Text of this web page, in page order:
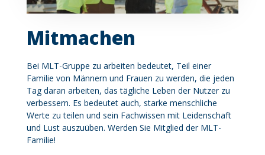
Mitmachen
Contenu
Bei MLT-Gruppe zu arbeiten bedeutet, Teil einer
Familie von Männern und Frauen zu werden, die jeden
Tag daran arbeiten, das tägliche Leben der Nutzer zu
verbessern. Es bedeutet auch, starke menschliche
Werte zu teilen und sein Fachwissen mit Leidenschaft
und Lust auszuüben. Werden Sie Mitglied der MLT-
Familie!